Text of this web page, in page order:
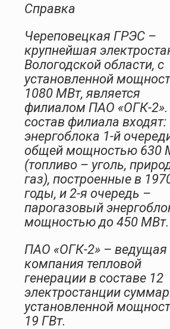
Справка
Череповецкая ГРЭС –
крупнейшая
Вологодской области, с
установленной
1080 МВт, является
филиалом ПАО «ОГК-
состав филиала входят:
энергоблока 1-й
общей мощностью 630
(топливо – уголь,
газ), построенные в
годы, и 2-я очередь –
парогазовый
мощностью до 450 МВт.
ПАО «ОГК-2» – ведущая
компания тепловой
генерации в составе 12
электростанции
установленной
19 ГВт.